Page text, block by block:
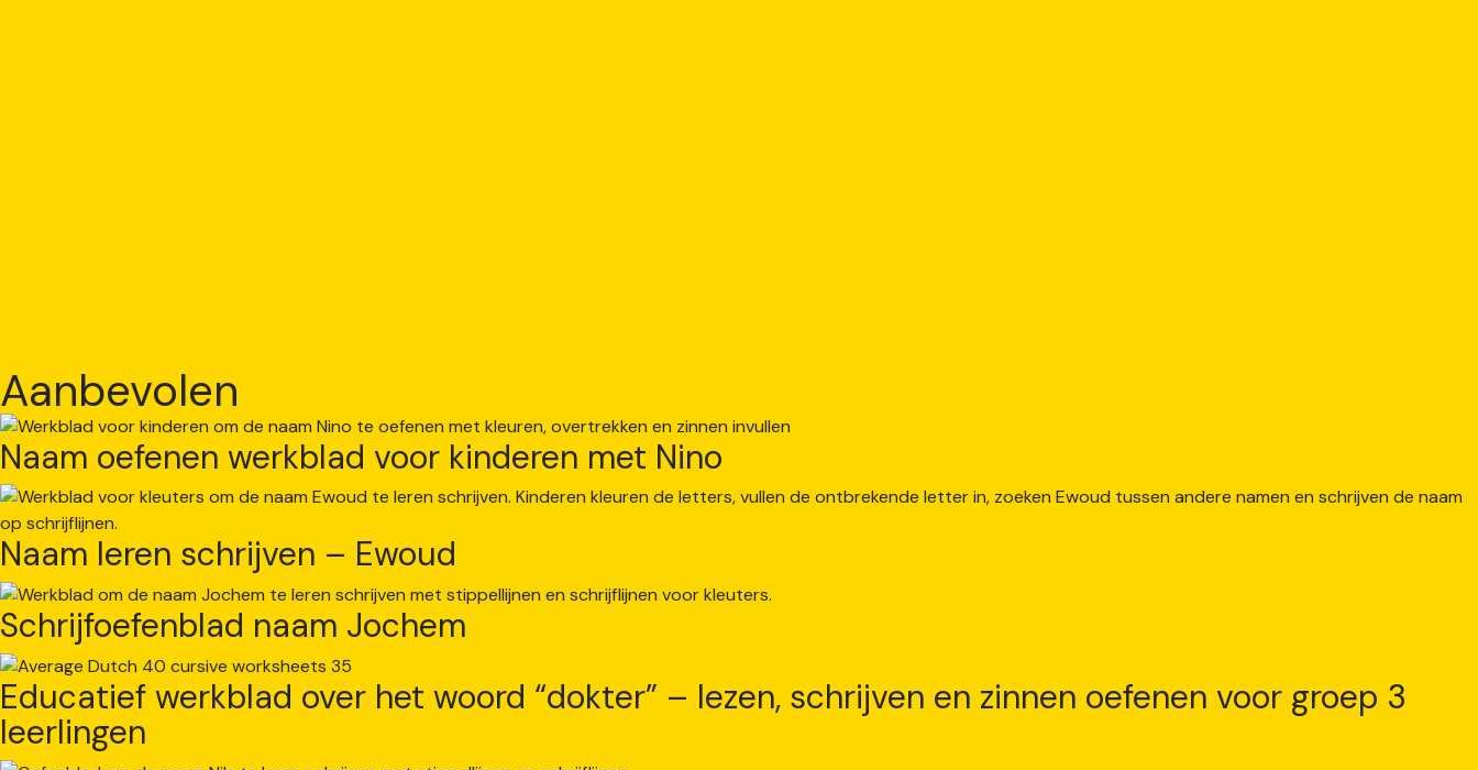
Aanbevolen
Naam oefenen werkblad voor kinderen met Nino
Naam leren schrijven – Ewoud
Schrijfoefenblad naam Jochem
Educatief werkblad over het woord “dokter” – lezen, schrijven en zinnen oefenen voor groep 3
leerlingen